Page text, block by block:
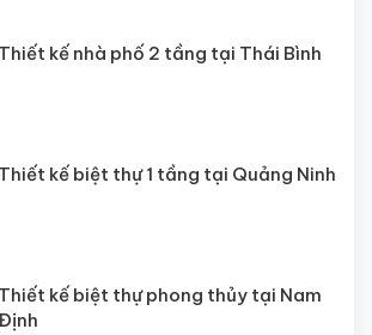
Thiết kế nhà phố 2 tầng tại Thái Bình
Thiết kế biệt thự 1 tầng tại Quảng Ninh
Thiết kế biệt thự phong thủy tại Nam